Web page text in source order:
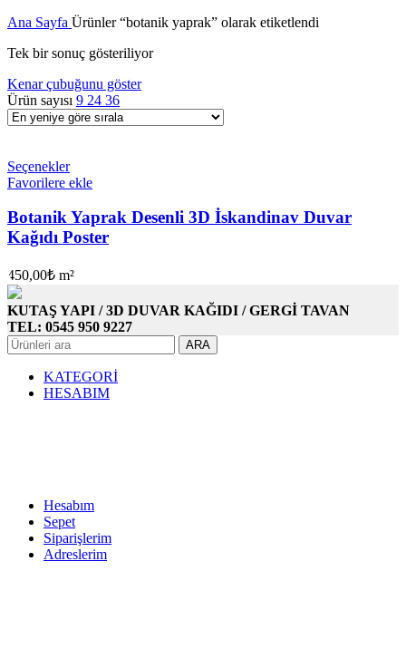
Ana Sayfa Ürünler “botanik yaprak” olarak etiketlendi
Tek bir sonuç gösteriliyor
Kenar çubuğunu göster
Ürün sayısı 9 24 36
Seçenekler
Favorilere ekle
Botanik Yaprak Desenli 3D İskandinav Duvar
Kağıdı Poster
450,00₺ m²
KUTAŞ YAPI / 3D DUVAR KAĞIDI / GERGİ TAVAN
TEL: 0545 950 9227
ARA
KATEGORİ
HESABIM
Hesabım
Sepet
Siparişlerim
Adreslerim